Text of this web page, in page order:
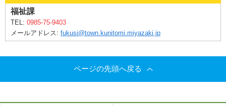
福祉課
TEL: 0985-75-9403
メールアドレス: fukusi@town.kunitomi.miyazaki.jp
ページの先頭へ戻る